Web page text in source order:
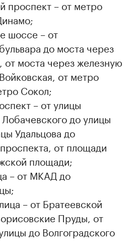
проспект – от метро
шоссе – от
до моста через
от моста через железную
от метро
Сокол;
– от улицы
до улицы
Удальцова до
от площади
площади;
– от МКАД до
– от Братеевской
Пруды, от
до Волгоградского